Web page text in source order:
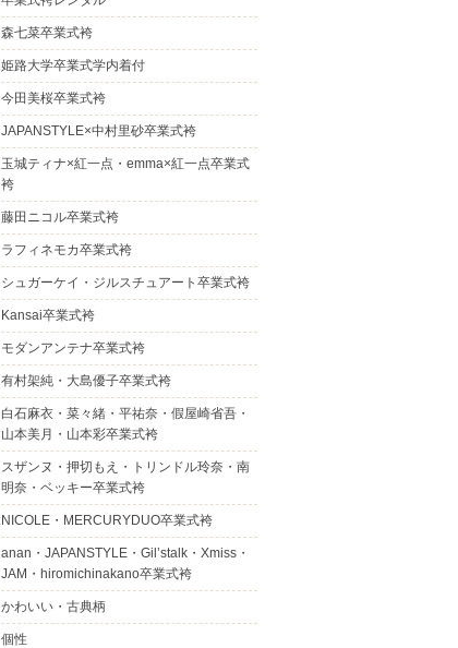
森七菜卒業式袴
姫路大学卒業式学内着付
今田美桜卒業式袴
JAPANSTYLE×中村里砂卒業式袴
玉城ティナ×紅一点・emma×紅一点卒業式
袴
藤田ニコル卒業式袴
ラフィネモカ卒業式袴
シュガーケイ・ジルスチュアート卒業式袴
Kansai卒業式袴
モダンアンテナ卒業式袴
有村架純・大島優子卒業式袴
白石麻衣・菜々緒・平祐奈・假屋崎省吾・
山本美月・山本彩卒業式袴
スザンヌ・押切もえ・トリンドル玲奈・南
明奈・ベッキー卒業式袴
NICOLE・MERCURYDUO卒業式袴
anan・JAPANSTYLE・Gil’stalk・Xmiss・
JAM・hiromichinakano卒業式袴
かわいい・古典柄
個性